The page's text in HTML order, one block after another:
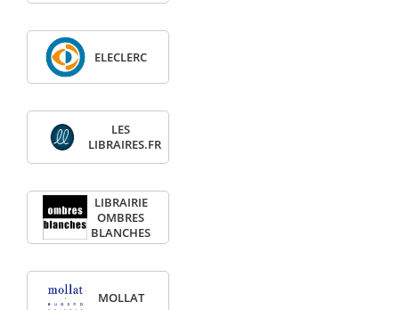
ELECLERC
LES
LIBRAIRES.FR
LIBRAIRIE
OMBRES
BLANCHES
MOLLAT